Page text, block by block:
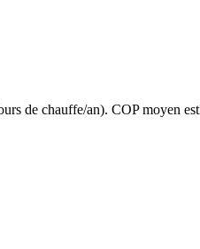
de chauffe/an). COP moyen